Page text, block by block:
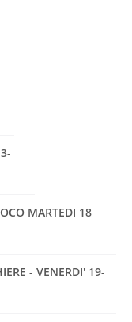
MARTEDI 18
- VENERDI' 19-